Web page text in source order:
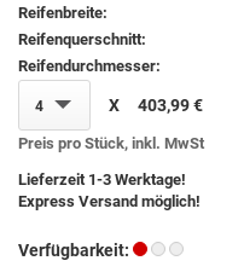
Reifenbreite:
Reifenquerschnitt:
Reifendurchmesser:
4 X 403,99 €
Preis pro Stück, inkl. MwSt
Lieferzeit 1-3 Werktage!
Express Versand möglich!
Verfügbarkeit: